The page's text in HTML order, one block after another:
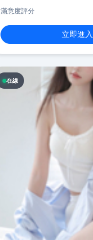
滿意度評分
立即進入
在線